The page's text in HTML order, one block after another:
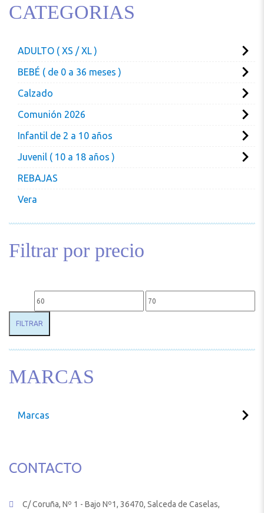
CATEGORIAS
ADULTO ( XS / XL )
BEBÉ ( de 0 a 36 meses )
Calzado
Comunión 2026
Infantil de 2 a 10 años
Juvenil ( 10 a 18 años )
REBAJAS
Vera
Filtrar por precio
Precio mínimo Precio máximo
FILTRAR
MARCAS
Marcas
CONTACTO
C/ Coruña, Nº 1 - Bajo Nº1, 36470, Salceda de Caselas,